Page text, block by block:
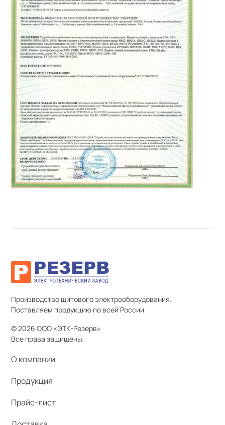
Производство щитового электрооборудования.
Поставляем продукцию по всей России
© 2026 ООО «ЭТК-Резерв»
Все права защищены.
О компании
Продукция
Прайс-лист